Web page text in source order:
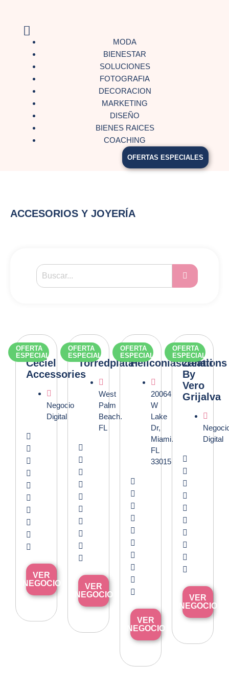
MODA
BIENESTAR
SOLUCIONES
FOTOGRAFIA
DECORACION
MARKETING
DISEÑO
BIENES RAICES
COACHING
OFERTAS ESPECIALES
ACCESORIOS Y JOYERÍA
OFERTA
ESPECIAL
Ceciel
Accessories
Negocio
Digital
VER
NEGOCIO
OFERTA
ESPECIAL
Torredplata
West
Palm
Beach.
FL
VER
NEGOCIO
OFERTA
ESPECIAL
Heliconiascreations
20064
W
Lake
Dr,
Miami.
FL
33015
VER
NEGOCIO
OFERTA
ESPECIAL
Zanati
By
Vero
Grijalva
Digital
VER
NEGOCIO